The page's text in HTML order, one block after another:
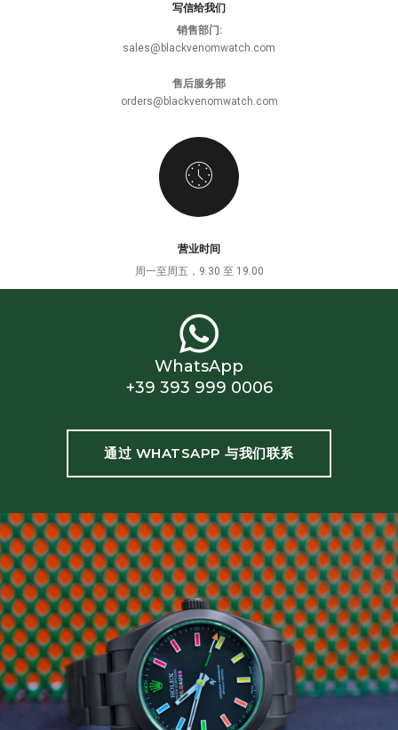
写信给我们
销售部门:
sales@blackvenomwatch.com
售后服务部
orders@blackvenomwatch.com
营业时间
周一至周五，9.30 至 19.00
WhatsApp
+39 393 999 0006
通过 WHATSAPP 与我们联系